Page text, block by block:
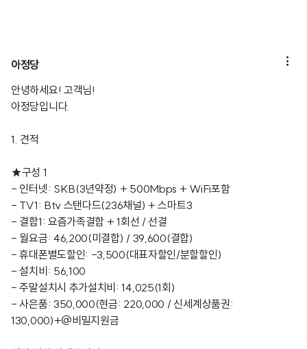
아정당 
안녕하세요! 고객님!
아정당입니다.
1. 견적
★구성 1
- 인터넷: SKB(3년약정) + 500Mbps + WiFi포함
- TV1: Btv 스탠다드(236채널) + 스마트3
- 결합1: 요즘가족결합 + 1회선 / 선결
- 월요금: 46,200(미결합) / 39,600(결합)
- 휴대폰별도할인: -3,500(대표자할인/분할할인)
- 설치비: 56,100
- 주말설치시 추가설치비: 14,025(1회)
- 사은품: 350,000(현금: 220,000 / 신세계상품권:
130,000)+@비밀지원금